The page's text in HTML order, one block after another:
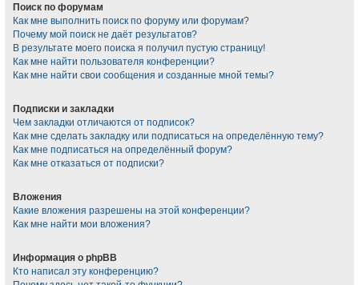
Поиск по форумам
Как мне выполнить поиск по форуму или форумам?
Почему мой поиск не даёт результатов?
В результате моего поиска я получил пустую страницу!
Как мне найти пользователя конференции?
Как мне найти свои сообщения и созданные мной темы?
Подписки и закладки
Чем закладки отличаются от подписок?
Как мне сделать закладку или подписаться на определённую тему?
Как мне подписаться на определённый форум?
Как мне отказаться от подписки?
Вложения
Какие вложения разрешены на этой конференции?
Как мне найти мои вложения?
Информация о phpBB
Кто написал эту конференцию?